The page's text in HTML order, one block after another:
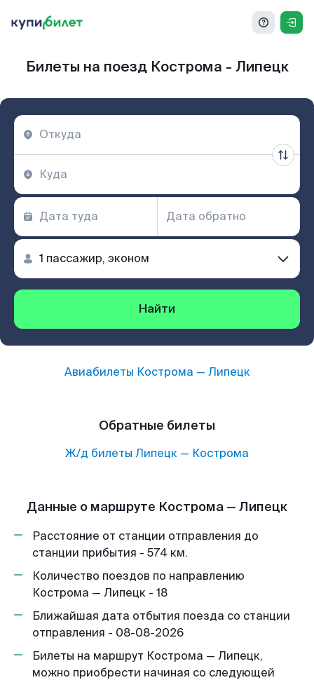
Билеты на поезд Кострома - Липецк
Найти
Авиабилеты Кострома — Липецк
Обратные билеты
Ж/д билеты Липецк — Кострома
Данные о маршруте Кострома — Липецк
Расстояние от станции отправления до
станции прибытия - 574 км.
Количество поездов по направлению
Кострома — Липецк - 18
Ближайшая дата отбытия поезда со станции
отправления - 08-08-2026
Билеты на маршрут Кострома — Липецк,
можно приобрести начиная со следующей